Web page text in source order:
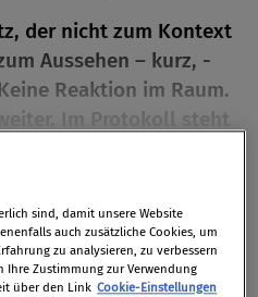
der nicht zum Kontext
Aussehen – kurz,
Reaktion im Raum.
Im Protokoll steht
Bezug zur Arbeit.
was sich eindeutig
sich genommen nicht
liegt das Problem.
sind, damit unsere Website
auch zusätzliche Cookies, um
zu analysieren, zu verbessern
Ihre Zustimmung zur Verwendung
über den Link Cookie-Einstellungen